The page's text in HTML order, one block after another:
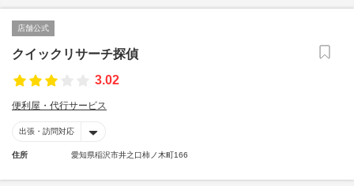
店舗公式
クイックリサーチ探偵
3.02
便利屋・代行サービス
出張・訪問対応
住所 愛知県稲沢市井之口柿ノ木町166